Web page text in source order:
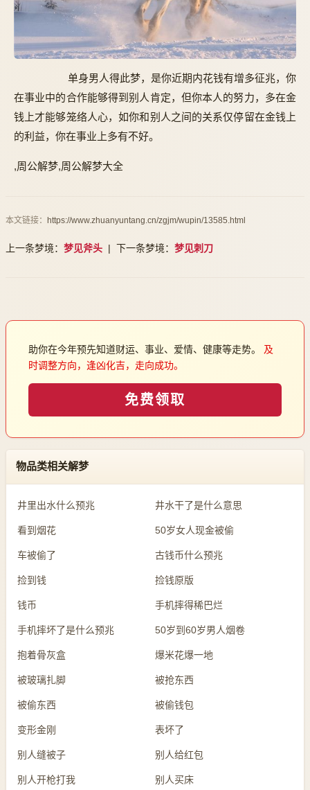
单身男人得此梦，是你近期内花钱有增多征兆，你
在事业中的合作能够得到别人肯定，但你本人的努力，多在金
钱上才能够笼络人心，如你和别人之间的关系仅停留在金钱上
的利益，你在事业上多有不好。
,周公解梦,周公解梦大全
本文链接： https://www.zhuanyuntang.cn/zgjm/wupin/13585.html
上一条梦境： 梦见斧头 | 下一条梦境： 梦见刺刀
助你在今年预先知道财运、事业、爱情、健康等走势。 及
时调整方向，逢凶化吉，走向成功。
免费领取
物品类相关解梦
井里出水什么预兆 井水干了是什么意思
看到烟花 50岁女人现金被偷
车被偷了 古钱币什么预兆
捡到钱 捡钱原版
钱币 手机摔得稀巴烂
手机摔坏了是什么预兆 50岁到60岁男人烟卷
抱着骨灰盒 爆米花爆一地
被玻璃扎脚 被抢东西
被偷东西 被偷钱包
变形金刚 表坏了
别人缝被子 别人给红包
别人开枪打我 别人买床